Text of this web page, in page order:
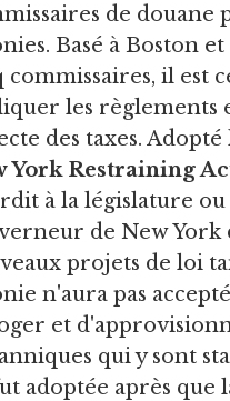
de douane
Basé à Boston
commissaires, il est
les règlements
des taxes. Adopté
York Restraining
à la législature ou
de New York
projets de loi
n'aura pas
et
qui y sont
adoptée après que